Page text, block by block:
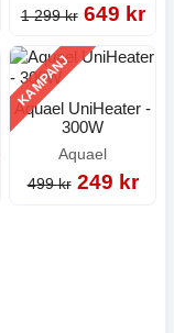
1 299 kr 649 kr
KAMPANJ
Aquael UniHeater -
300W
Aquael
499 kr 249 kr